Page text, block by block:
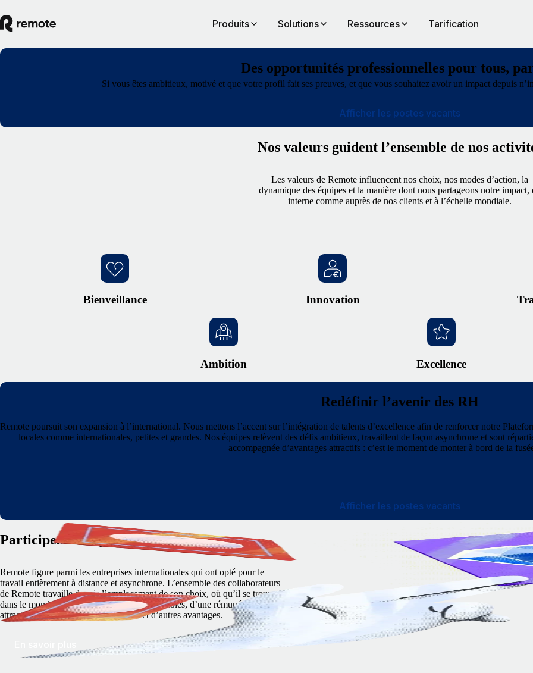
Produits Solutions Ressources Tarification
Des opportunités professionnelles pour tous,
Si vous êtes ambitieux, motivé et que votre profil fait ses preuves, et que vous souhaitez avoir un impact depuis
Afficher les postes vacants
Nos valeurs guident l’ensemble de nos
Les valeurs de Remote influencent nos choix, nos modes d’action, la
dynamique des équipes et la manière dont nous partageons notre impact,
interne comme auprès de nos clients et à l’échelle mondiale.
Bienveillance Innovation
Ambition Excellence
Redéfinir l’avenir des RH
Remote poursuit son expansion à l’international. Nous mettons l’accent sur l’intégration de talents d’excellence afin de renforcer notre
locales comme internationales, petites et grandes. Nos équipes relèvent des défis ambitieux, travaillent de façon asynchrone et sont
accompagnée d’avantages attractifs : c’est le moment de monter à bord de la
Afficher les postes vacants
Participez au capital
Remote figure parmi les entreprises internationales qui ont opté pour le
travail entièrement à distance et asynchrone. L’ensemble des collaborateurs
de Remote travaille depuis l’emplacement de son choix, où qu’il se trouve
dans le monde. Ils bénéficient d’horaires flexibles, d’une rémunération
attractive, d’options d’achat d’actions et d’autres avantages.